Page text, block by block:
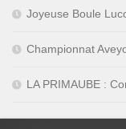
Joyeuse Boule
Championnat
LA PRIMAUBE :